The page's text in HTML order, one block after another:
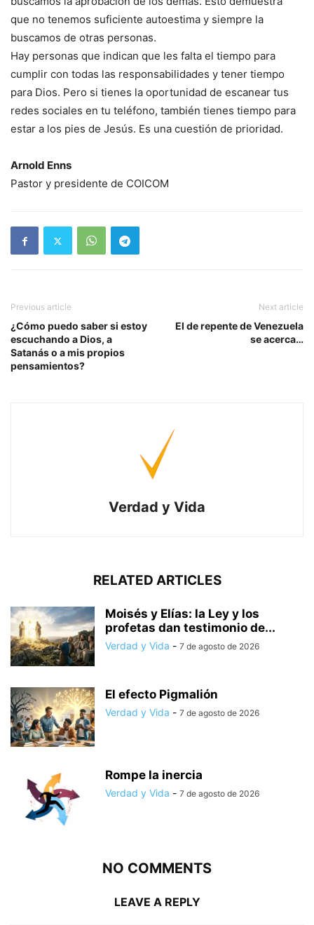
que no tenemos suficiente autoestima y siempre la
buscamos de otras personas.
Hay personas que indican que les falta el tiempo para
cumplir con todas las responsabilidades y tener tiempo
para Dios. Pero si tienes la oportunidad de escanear tus
redes sociales en tu teléfono, también tienes tiempo para
estar a los pies de Jesús. Es una cuestión de prioridad.
Arnold Enns
Pastor y presidente de COICOM
Previous article
¿Cómo puedo saber si estoy
escuchando a Dios, a
Satanás o a mis propios
pensamientos?
Next article
El de repente de Venezuela
se acerca…
Verdad y Vida
RELATED ARTICLES
Moisés y Elías: la Ley y los
profetas dan testimonio de...
Verdad y Vida - 7 de agosto de 2026
El efecto Pigmalión
Verdad y Vida - 7 de agosto de 2026
Rompe la inercia
Verdad y Vida - 7 de agosto de 2026
NO COMMENTS
LEAVE A REPLY